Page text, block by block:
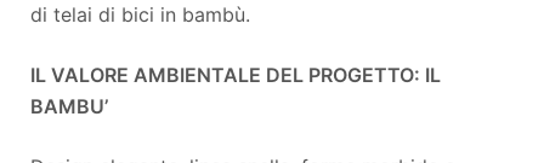
di telai di bici in bambù.
IL VALORE AMBIENTALE DEL PROGETTO: IL
BAMBU’